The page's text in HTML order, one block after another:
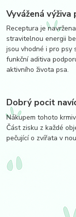
Vyvážená
Receptura je
stravitelnou energii
jsou vhodné i pro psy
funkční aditiva
aktivního života psa.
Dobrý pocit
Nákupem tohoto
Část zisku z každé
pečující o zvířata v